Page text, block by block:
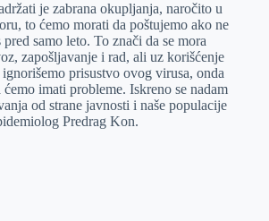
je zabrana okupljanja, naročito u
to ćemo morati da poštujemo ako ne
samo leto. To znači da se mora
zapošljavanje i rad, ali uz korišćenje
prisustvo ovog virusa, onda
imati probleme. Iskreno se nadam
od strane javnosti i naše populacije
Predrag Kon.